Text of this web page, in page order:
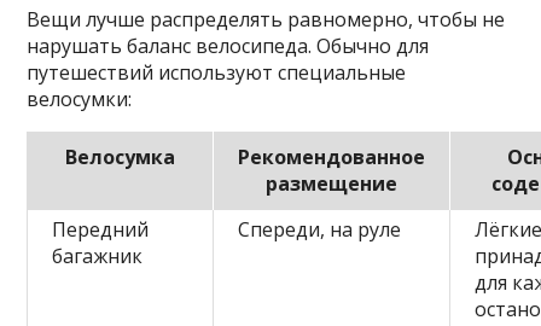
Вещи лучше распределять равномерно, чтобы не
нарушать баланс велосипеда. Обычно для
путешествий используют специальные
велосумки:
Велосумка
Рекомендованное
размещение
Передний
багажник
Спереди, на руле
для